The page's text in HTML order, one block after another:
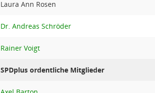
Laura Ann Rosen
Dr. Andreas Schröder
Rainer Voigt
SPDplus ordentliche Mitglieder